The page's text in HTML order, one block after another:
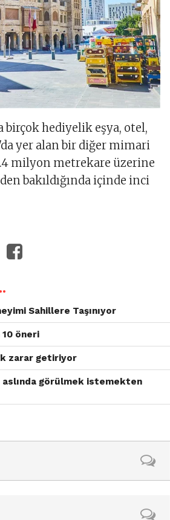
birçok hediyelik eşya, otel,
yer alan bir diğer mimari
milyon metrekare üzerine
bakıldığında içinde inci
Sahillere Taşınıyor
10 öneri
zarar getiriyor
aslında görülmek istemekten